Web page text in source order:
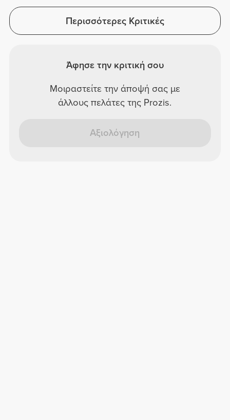
Περισσότερες Κριτικές
Άφησε την κριτική σου
Μοιραστείτε την άποψή σας με
άλλους πελάτες της Prozis.
Αξιολόγηση